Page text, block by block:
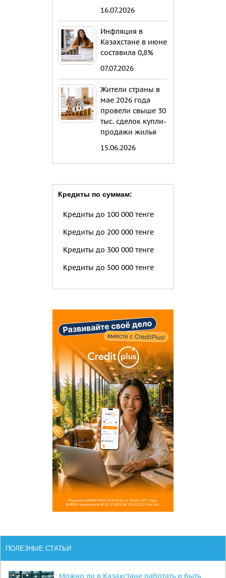
16.07.2026
Инфляция в
Казахстане в июне
составила 0,8%
07.07.2026
Жители страны в
мае 2026 года
провели свыше 30
тыс. сделок купли-
продажи жилья
15.06.2026
Кредиты по суммам:
Кредиты до 100 000 тенге
Кредиты до 200 000 тенге
Кредиты до 300 000 тенге
Кредиты до 500 000 тенге
ПОЛЕЗНЫЕ СТАТЬИ
Можно ли в Казахстане работать и быть